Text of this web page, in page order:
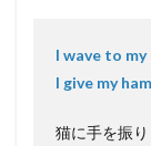
I wave to my
I give my
猫に手を振り